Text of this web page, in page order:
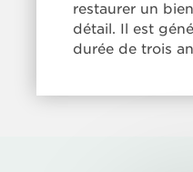
restaurer un
détail. Il est
durée de trois